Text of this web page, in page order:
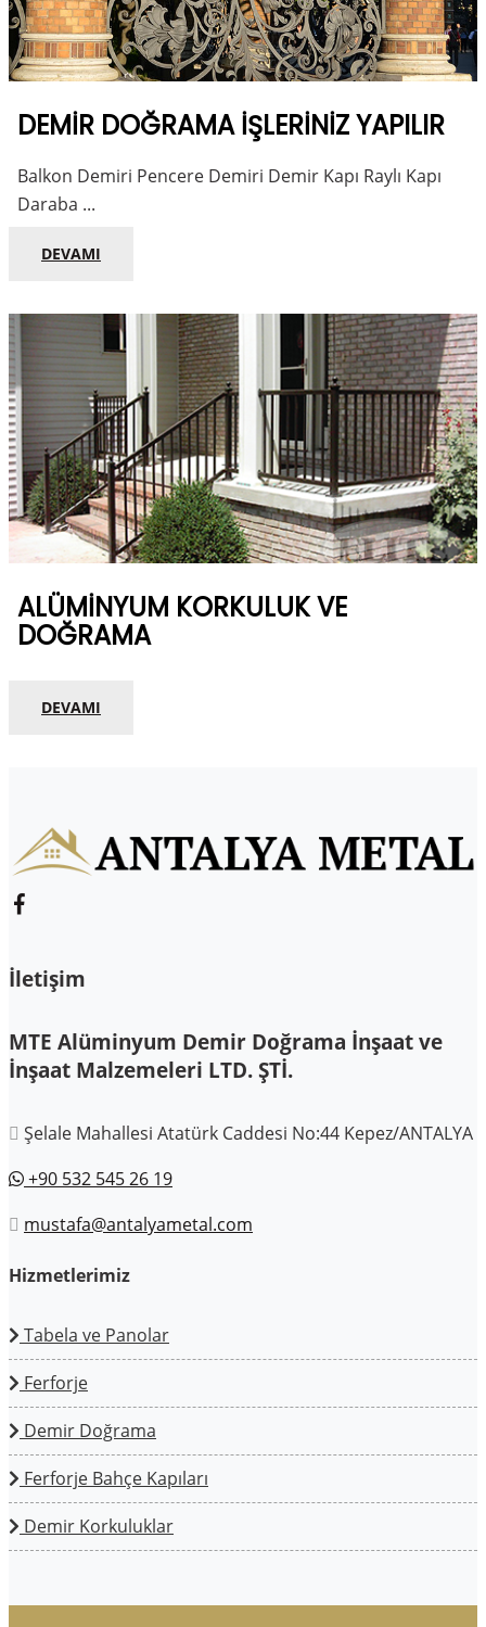
DEMIR DOĞRAMA İŞLERINIZ YAPILIR
Balkon Demiri Pencere Demiri Demir Kapı Raylı Kapı
Daraba ...
DEVAMI
ALÜMINYUM KORKULUK VE
DOĞRAMA
DEVAMI
İletişim
MTE Alüminyum Demir Doğrama İnşaat ve
İnşaat Malzemeleri LTD. ŞTİ.
Şelale Mahallesi Atatürk Caddesi No:44 Kepez/ANTALYA
+90 532 545 26 19
mustafa@antalyametal.com
Hizmetlerimiz
Tabela ve Panolar
Ferforje
Demir Doğrama
Ferforje Bahçe Kapıları
Demir Korkuluklar